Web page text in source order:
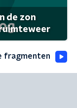
de zon
fragmenten